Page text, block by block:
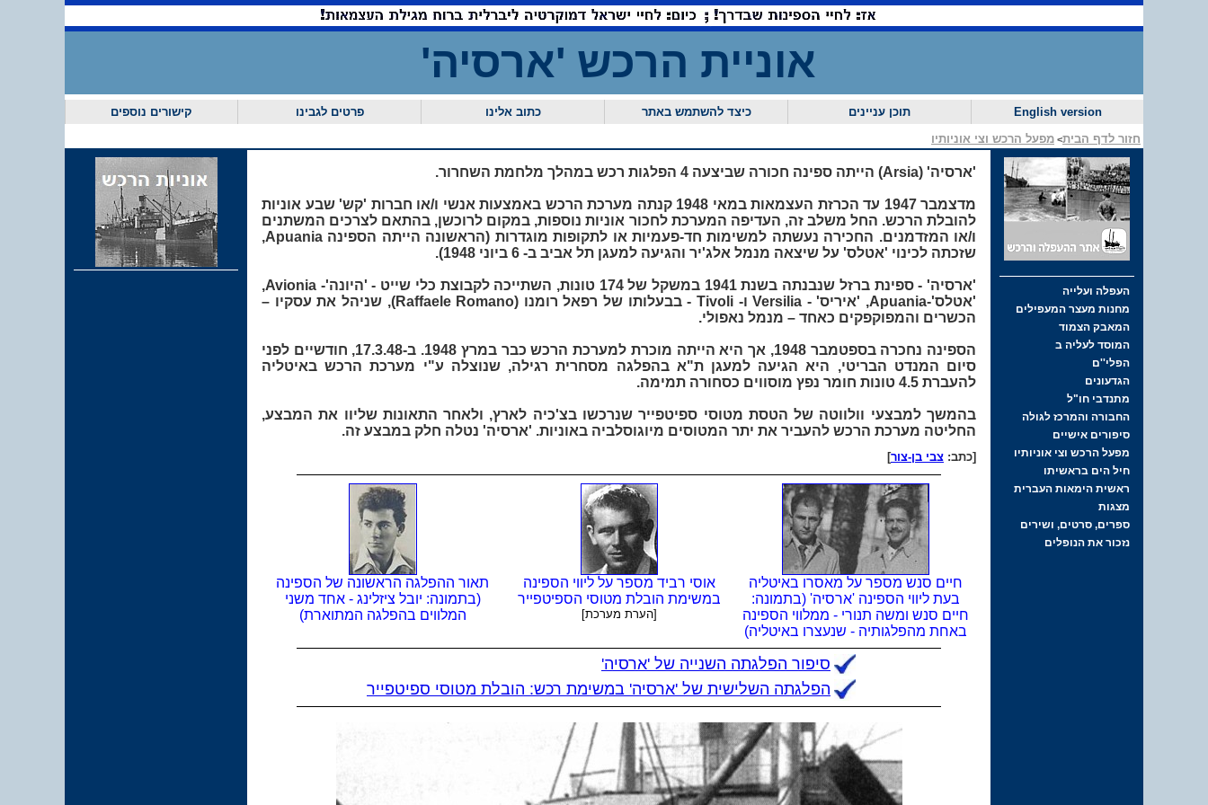
אוניית הרכש 'ארסיה'
קישורים נוספים פרטים לגבינו כתוב אלינו כיצד להשתמש באתר תוכן עניינים
English version
חזור לדף הבית> מפעל הרכש וצי אוניותיו
'ארסיה' (Arsia) הייתה ספינה חכורה שביצעה 4 הפלגות רכש במהלך מלחמת השחרור.
מדצמבר 1947 עד הכרזת העצמאות במאי 1948 קנתה מערכת הרכש באמצעות אנשי ו/או חברות 'קש' שבע אוניות
להובלת הרכש. החל משלב זה, העדיפה המערכת לחכור אוניות נוספות, במקום לרוכשן, בהתאם לצרכים המשתנים
ו/או המזדמנים. החכירה נעשתה למשימות חד-פעמיות או לתקופות מוגדרות (הראשונה הייתה הספינה Apuania,
שזכתה לכינוי 'אטלס' על שיצאה מנמל אלג'יר והגיעה למעגן תל אביב ב- 6 ביוני 1948).
'ארסיה' - ספינת ברזל שנבנתה בשנת 1941 במשקל של 174 טונות, השתייכה לקבוצת כלי שייט - 'היונה'- Avionia,
'אטלס'-Apuania, 'איריס' - Versilia ו- Tivoli - בבעלותו של רפאל רומנו (Raffaele Romano), שניהל את עסקיו –
הכשרים והמפוקפקים כאחד – מנמל נאפולי.
הספינה נחכרה בספטמבר 1948, אך היא הייתה מוכרת למערכת הרכש כבר במרץ 1948. ב-17.3.48, חודשיים לפני
סיום המנדט הבריטי, היא הגיעה למעגן ת"א בהפלגה מסחרית רגילה, שנוצלה ע"י מערכת הרכש באיטליה
להעברת 4.5 טונות חומר נפץ מוסווים כסחורה תמימה.
בהמשך למבצעי וולווטה של הטסת מטוסי ספיטפייר שנרכשו בצ'כיה לארץ, ולאחר התאונות שליוו את המבצע,
החליטה מערכת הרכש להעביר את יתר המטוסים מיוגוסלביה באוניות. 'ארסיה' נטלה חלק במבצע זה.
[כתב: צבי בן-צור]
תאור ההפלגה הראשונה של הספינה
(בתמונה: יובל ציזלינג - אחד משני
המלווים בהפלגה המתוארת)
אוסי רביד מספר על ליווי הספינה
במשימת הובלת מטוסי הספיטפייר
[הערת מערכת]
חיים סנש מספר על מאסרו באיטליה
בעת ליווי הספינה 'ארסיה' (בתמונה:
חיים סנש ומשה תנורי - ממלווי הספינה
באחת מהפלגותיה - שנעצרו באיטליה)
סיפור הפלגתה השנייה של 'ארסיה'
הפלגתה השלישית של 'ארסיה' במשימת רכש: הובלת מטוסי ספיטפייר